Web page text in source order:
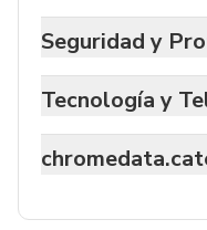
Seguridad y
Tecnología y